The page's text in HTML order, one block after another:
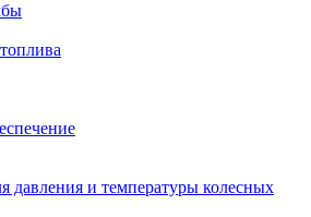
давления и температуры колесных